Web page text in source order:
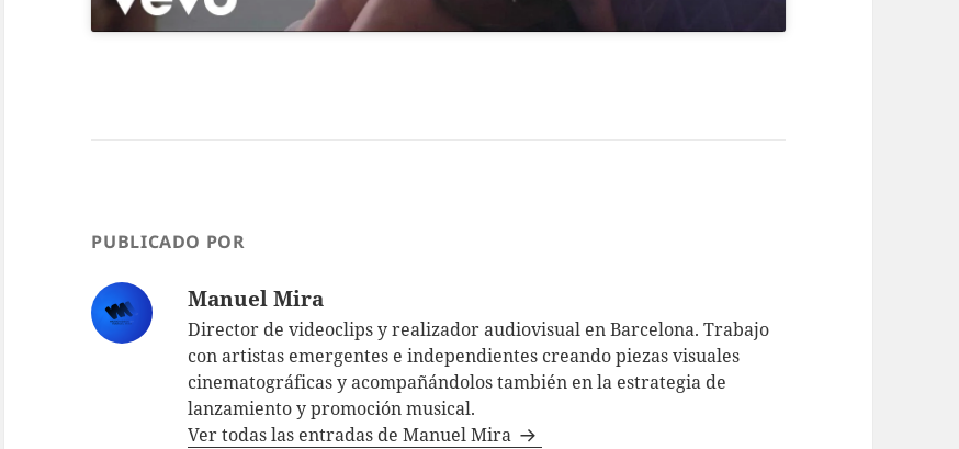
PUBLICADO POR
Manuel Mira
Director de videoclips y realizador audiovisual en Barcelona. Trabajo
con artistas emergentes e independientes creando piezas visuales
cinematográficas y acompañándolos también en la estrategia de
lanzamiento y promoción musical.
Ver todas las entradas de Manuel Mira